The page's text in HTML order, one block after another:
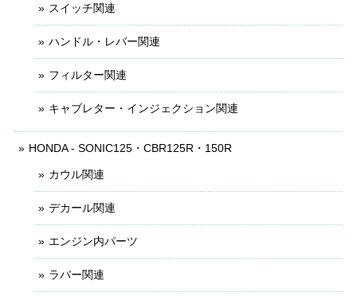
スイッチ関連
ハンドル・レバー関連
フィルター関連
キャブレター・インジェクション関連
HONDA - SONIC125・CBR125R・150R
カウル関連
デカール関連
エンジン内パーツ
ラバー関連